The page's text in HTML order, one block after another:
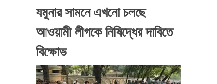
যমুনার সামনে এখনো চলছে
আওয়ামী লীগকে নিষিদ্ধের দাবিতে
বিক্ষোভ